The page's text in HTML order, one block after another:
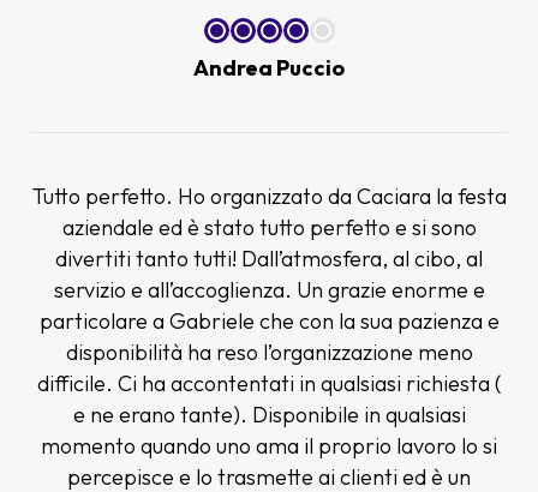
Andrea Puccio
Tutto perfetto. Ho organizzato da Caciara la festa
aziendale ed è stato tutto perfetto e si sono
divertiti tanto tutti! Dall’atmosfera, al cibo, al
servizio e all’accoglienza. Un grazie enorme e
particolare a Gabriele che con la sua pazienza e
disponibilità ha reso l’organizzazione meno
difficile. Ci ha accontentati in qualsiasi richiesta (
e ne erano tante). Disponibile in qualsiasi
momento quando uno ama il proprio lavoro lo si
percepisce e lo trasmette ai clienti ed è un